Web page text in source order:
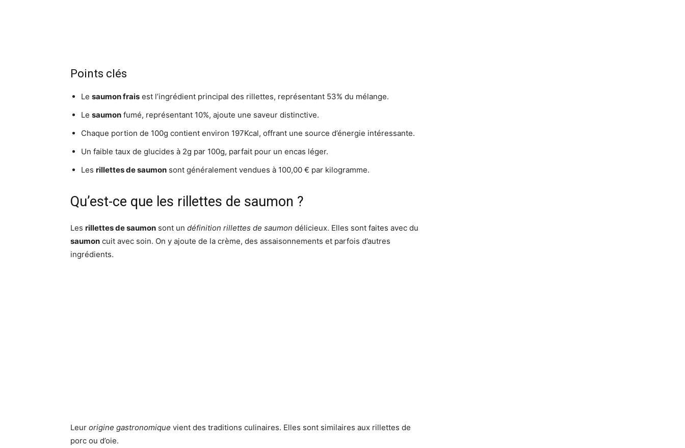
Points clés
Le saumon frais est l’ingrédient principal des rillettes, représentant 53% du mélange.
Le saumon fumé, représentant 10%, ajoute une saveur distinctive.
Chaque portion de 100g contient environ 197Kcal, offrant une source d’énergie intéressante.
Un faible taux de glucides à 2g par 100g, parfait pour un encas léger.
Les rillettes de saumon sont généralement vendues à 100,00 € par kilogramme.
Qu’est-ce que les rillettes de saumon ?
Les rillettes de saumon sont un définition rillettes de saumon délicieux. Elles sont faites avec du
saumon cuit avec soin. On y ajoute de la crème, des assaisonnements et parfois d’autres
ingrédients.
Leur origine gastronomique vient des traditions culinaires. Elles sont similaires aux rillettes de
porc ou d’oie.